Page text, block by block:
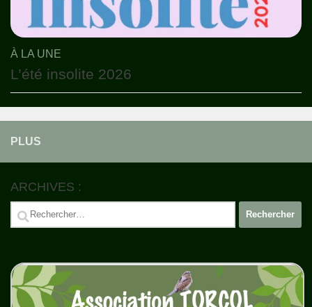
À LA UNE
L’été insolite 2026
PLUS
ARCHIVES :
Rechercher :